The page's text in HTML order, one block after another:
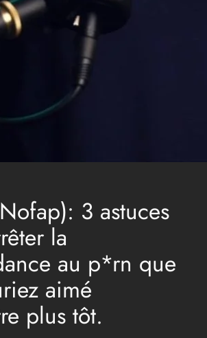
3 astuces
la
au p*rn que
aimé
plus tôt.